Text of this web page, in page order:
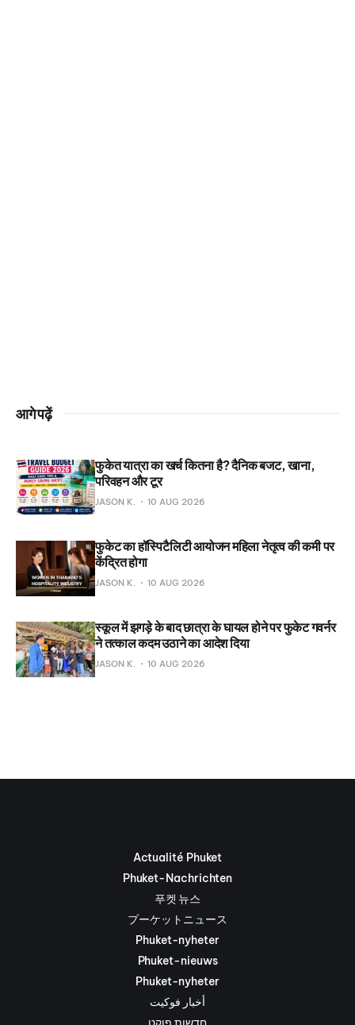
आगे पढ़ें
फुकेत यात्रा का खर्च कितना है? दैनिक बजट, खाना,
परिवहन और टूर
JASON K. 10 AUG 2026
फुकेट का हॉस्पिटैलिटी आयोजन महिला नेतृत्व की कमी पर
केंद्रित होगा
JASON K. 10 AUG 2026
स्कूल में झगड़े के बाद छात्रा के घायल होने पर फुकेट गवर्नर
ने तत्काल कदम उठाने का आदेश दिया
JASON K. 10 AUG 2026
Actualité Phuket
Phuket-Nachrichten
푸켓 뉴스
プーケットニュース
Phuket-nyheter
Phuket-nieuws
Phuket-nyheter
أخبار فوكيت